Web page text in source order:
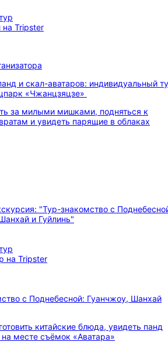
и скал-аватаров: индивидуальный
«Чжанцзяцзе»
за милыми мишками, подняться к
и увидеть парящие в облаках
с Поднебесной: Гуанчжоу, Шанхай
китайские блюда, увидеть панд
на месте съёмок «Аватара»